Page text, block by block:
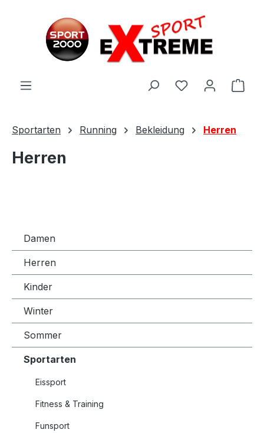
Sportarten Running Bekleidung Herren
Herren
Damen
Herren
Kinder
Winter
Sommer
Sportarten
Eissport
Fitness & Training
Funsport